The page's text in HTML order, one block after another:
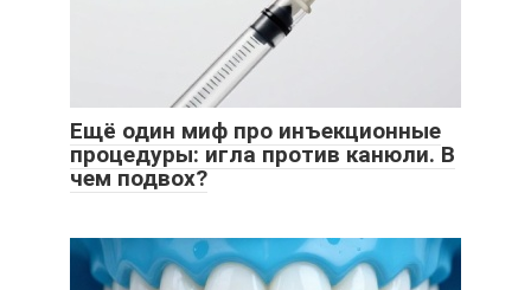
Ещё один миф про инъекционные
процедуры: игла против канюли. В
чем подвох?